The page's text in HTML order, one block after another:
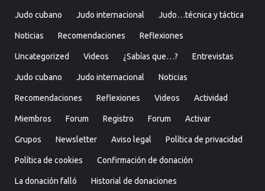
Judo cubano Judo internacional Judo…técnica y táctica
Noticias Recomendaciones Reflexiones
Uncategorized Videos ¿Sabías que…? Entrevistas
Judo cubano Judo internacional Noticias
Recomendaciones Reflexiones Videos Actividad
Miembros Forum Registro Forum Activar
Grupos Newsletter Aviso legal Política de privacidad
Política de cookies Confirmación de donación
La donación falló Historial de donaciones